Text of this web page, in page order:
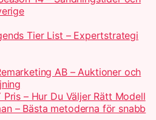
Tier List – Expertstrategi
AB – Auktioner och
Pris – Hur Du Väljer Rätt Modell
– Bästa metoderna för snabb